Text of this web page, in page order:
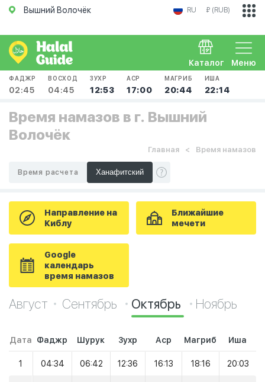
Вышний Волочёк RU ₽ (RUB)
Меню
Каталог
ФАДЖР
02:45
ВОСХОД
04:45
ЗУХР
12:53
АСР
17:00
МАГРИБ
20:44
ИША
22:14
Время намазов в г. Вышний
Волочёк
Главная Время намазов
Время расчета
Направление на
Киблу
Ближайшие
мечети
Google
календарь
время намазов
Август Сентябрь Октябрь Ноябрь
Дата Фаджр Шурук Зухр Аср Магриб Иша
1 04:34 06:42 12:36 16:13 18:16 20:03